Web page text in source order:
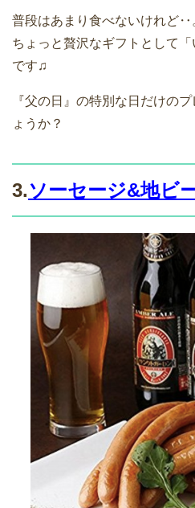
普段はあまり食べないけれど‥
ちょっと贅沢なギフトとして
です♫
『父の日』の特別な日だけの
ょうか？
3.ソーセージ&地ビ